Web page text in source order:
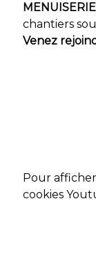
chantiers
Venez
Pour
cookies